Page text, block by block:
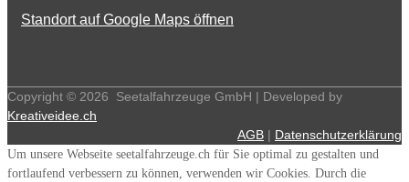
Standort auf Google Maps öffnen
Copyright © 2026
Seetalfahrzeuge GmbH | Developed by
Kreativeidee.ch
AGB | Datenschutzerklärung
Um unsere Webseite seetalfahrzeuge.ch für Sie optimal zu gestalten und
fortlaufend verbessern zu können, verwenden wir Cookies. Durch die